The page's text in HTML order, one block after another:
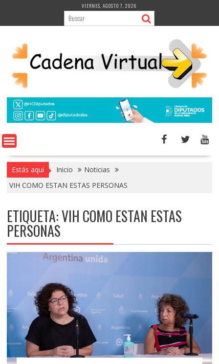
contenido
VIERNES, AGOSTO 7, 2026
Estás aquí Inicio
Noticias
VIH COMO ESTAN ESTAS PERSONAS
ETIQUETA:VIH COMO ESTAN ESTAS
PERSONAS